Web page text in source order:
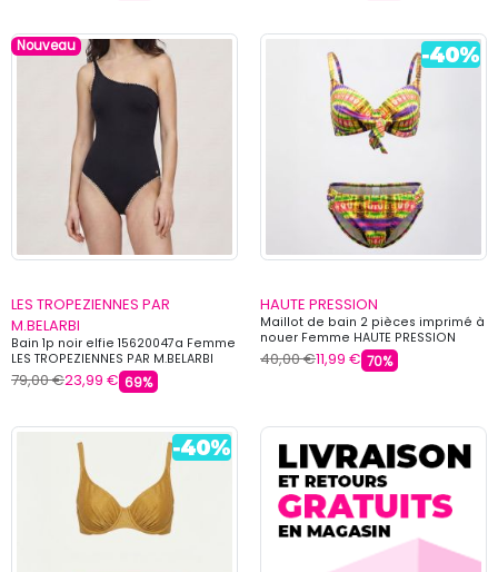
Nouveau
LES TROPEZIENNES PAR
M.BELARBI
Bain 1p noir elfie 15620047a Femme
LES TROPEZIENNES PAR M.BELARBI
79,00 €23,99 € 69%
HAUTE PRESSION
Maillot de bain 2 pièces imprimé à
nouer Femme HAUTE PRESSION
40,00 €11,99 € 70%